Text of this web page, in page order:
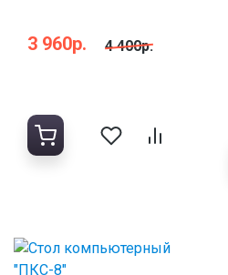
3 960р. 4 400р.